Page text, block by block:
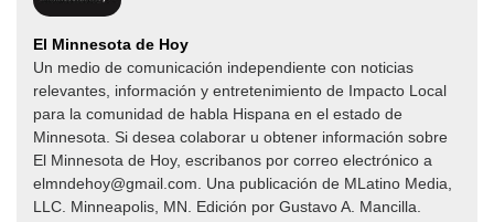
El Minnesota de Hoy
Un medio de comunicación independiente con noticias
relevantes, información y entretenimiento de Impacto Local​​
para la comunidad de habla Hispana en el estado de
Minnesota. Si desea colaborar u obtener información sobre
El Minnesota de Hoy, escribanos por correo electrónico a
elmndehoy@gmail.com. Una publicación de MLatino Media,
LLC. Minneapolis, MN. Edición por Gustavo A. Mancilla.